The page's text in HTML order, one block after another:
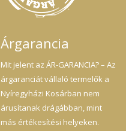
Árgarancia
Mit jelent az ÁR-GARANCIA? – Az
árgaranciát vállaló termelők a
Nyíregyházi Kosárban nem
árusítanak drágábban, mint
más értékesítési helyeken.